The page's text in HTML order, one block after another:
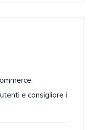
e consigliare i